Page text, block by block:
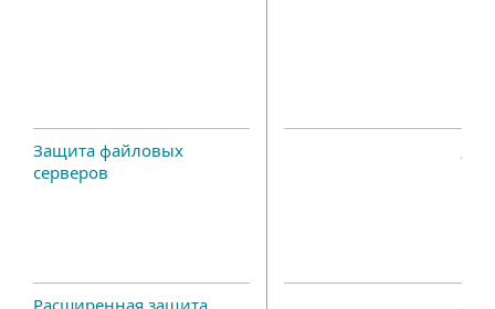
Защита файловых
серверов
Расширенная защита